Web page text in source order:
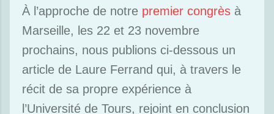
À l’approche de notre premier congrès à
Marseille, les 22 et 23 novembre
prochains, nous publions ci-dessous un
article de Laure Ferrand qui, à travers le
récit de sa propre expérience à
l’Université de Tours, rejoint en conclusion